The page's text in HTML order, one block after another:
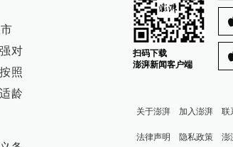
对
照
龄
扫码下载
澎湃新闻客户端
关于澎湃 加入澎湃 联
法律声明 隐私政策 澎